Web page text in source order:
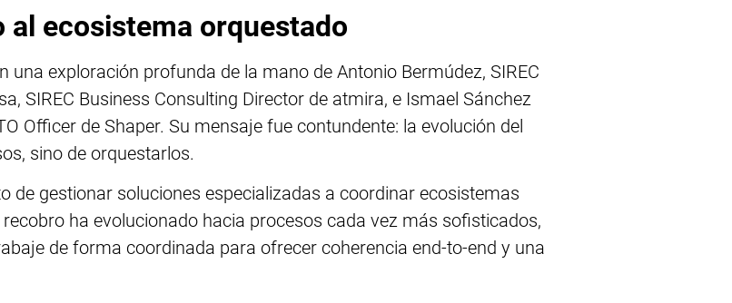
al ecosistema orquestado
exploración profunda de la mano de Antonio Bermúdez, SIREC
SIREC Business Consulting Director de atmira, e Ismael Sánchez
Officer de Shaper. Su mensaje fue contundente: la evolución del
sino de orquestarlos.
de gestionar soluciones especializadas a coordinar ecosistemas
ha evolucionado hacia procesos cada vez más sofisticados,
de forma coordinada para ofrecer coherencia end-to-end y una